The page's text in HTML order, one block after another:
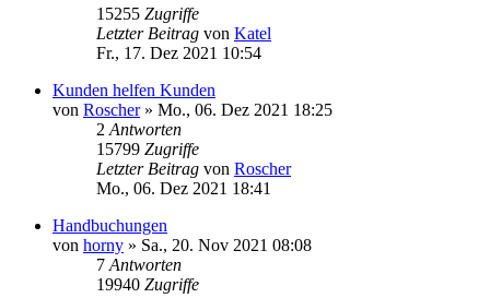
15255 Zugriffe
Letzter Beitrag von Katel
Fr., 17. Dez 2021 10:54
Kunden helfen Kunden
von Roscher» Mo., 06. Dez 2021 18:25
2 Antworten
15799 Zugriffe
Letzter Beitrag von Roscher
Mo., 06. Dez 2021 18:41
Handbuchungen
von horny » Sa., 20. Nov 2021 08:08
7 Antworten
19940 Zugriffe